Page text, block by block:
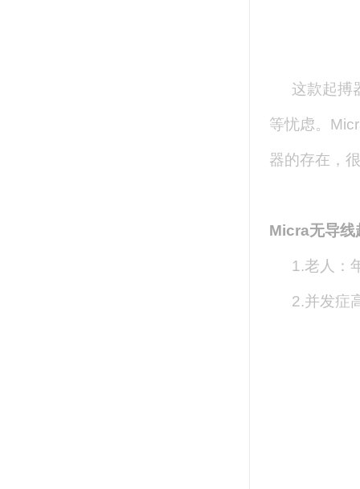
这款起搏
等忧虑。
器的存在，
Micra无导线
1.老人：
2.并发症